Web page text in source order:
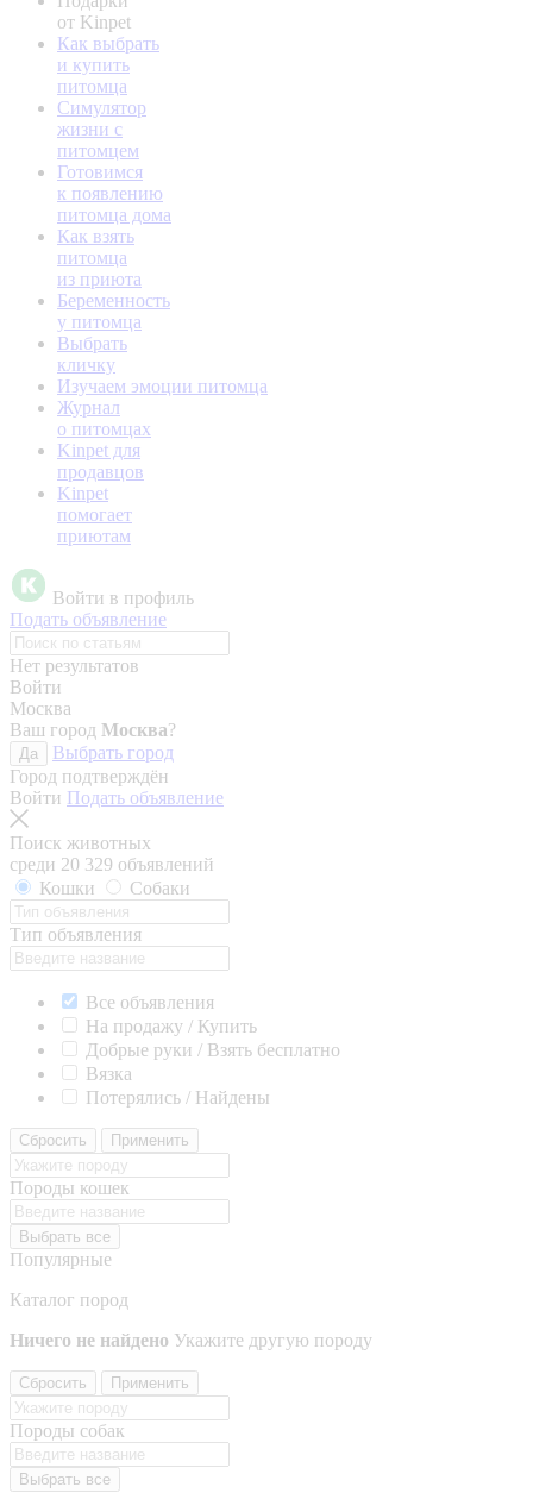
от Kinpet
Как выбрать
и купить
питомца
Симулятор
жизни с
питомцем
Готовимся
к появлению
питомца дома
Как взять
питомца
из приюта
Беременность
у питомца
Выбрать
кличку
Изучаем эмоции питомца
Журнал
о питомцах
Kinpet для
продавцов
Kinpet
помогает
приютам
Войти в профиль
Подать объявление
Нет результатов
Войти
Москва
Ваш город Москва?
Да
Выбрать город
Город подтверждён
Войти Подать объявление
Поиск животных
среди 20 329 объявлений
Кошки
Собаки
Тип объявления
Все объявления
На продажу / Купить
Добрые руки / Взять бесплатно
Вязка
Потерялись / Найдены
Сбросить Применить
Породы кошек
Выбрать все
Популярные
Каталог пород
Ничего не найдено Укажите другую породу
Сбросить Применить
Породы собак
Выбрать все